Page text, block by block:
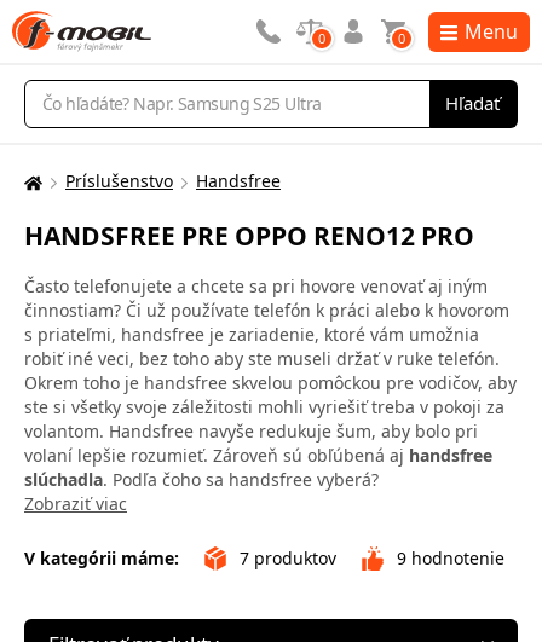
Vyhľadávanie
Hľadať
0 0 Menu
Tu
nachádzate:
Príslušenstvo Handsfree
HANDSFREE PRE OPPO RENO12 PRO
Často telefonujete a chcete sa pri hovore venovať aj iným
činnostiam? Či už používate telefón k práci alebo k hovorom
s priateľmi, handsfree je zariadenie, ktoré vám umožnia
robiť iné veci, bez toho aby ste museli držať v ruke telefón.
Okrem toho je handsfree skvelou pomôckou pre vodičov, aby
ste si všetky svoje záležitosti mohli vyriešiť treba v pokoji za
volantom. Handsfree navyše redukuje šum, aby bolo pri
volaní lepšie rozumieť. Zároveň sú obľúbená aj handsfree
slúchadla. Podľa čoho sa handsfree vyberá?
Zobraziť viac
V kategórii máme: 7 produktov 9 hodnotenie